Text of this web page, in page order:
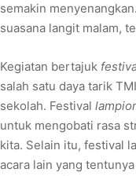
semakin
suasana langit malam,
Kegiatan bertajuk
salah satu daya tarik
sekolah. Festival
untuk mengobati rasa
kita. Selain itu, festival
acara lain yang